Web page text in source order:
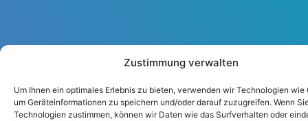
Zustimmung verwalten
Um Ihnen ein optimales Erlebnis zu bieten, verwenden wir Technologien wie
um Geräteinformationen zu speichern und/oder darauf zuzugreifen. Wenn
Technologien zustimmen, können wir Daten wie das Surfverhalten oder
Datenschutzerklärung